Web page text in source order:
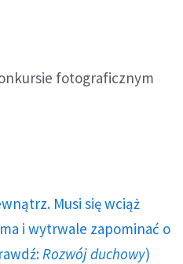
fotograficznym
Musi się wciąż
i wytrwale zapominać o
Rozwój duchowy)